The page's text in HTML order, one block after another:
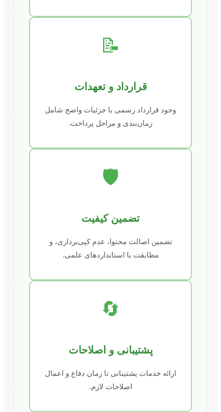
📝
قرارداد و تعهدات
وجود قرارداد رسمی با جزئیات واضح شامل
زمان‌بندی و مراحل پرداخت.
🛡️
تضمین کیفیت
تضمین اصالت محتوا، عدم کپی‌برداری، و
مطابقت با استانداردهای علمی.
🔄
پشتیبانی و اصلاحات
ارائه خدمات پشتیبانی تا زمان دفاع و اعمال
اصلاحات لازم.